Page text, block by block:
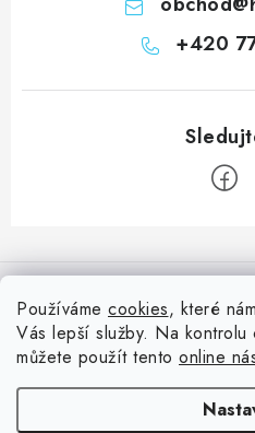
Používáme cookies, které
Vás lepší služby. Na kontrolu
můžete použít tento online
+420
á
Doprava
Nepřehlédněte
Blog s nápady a návody